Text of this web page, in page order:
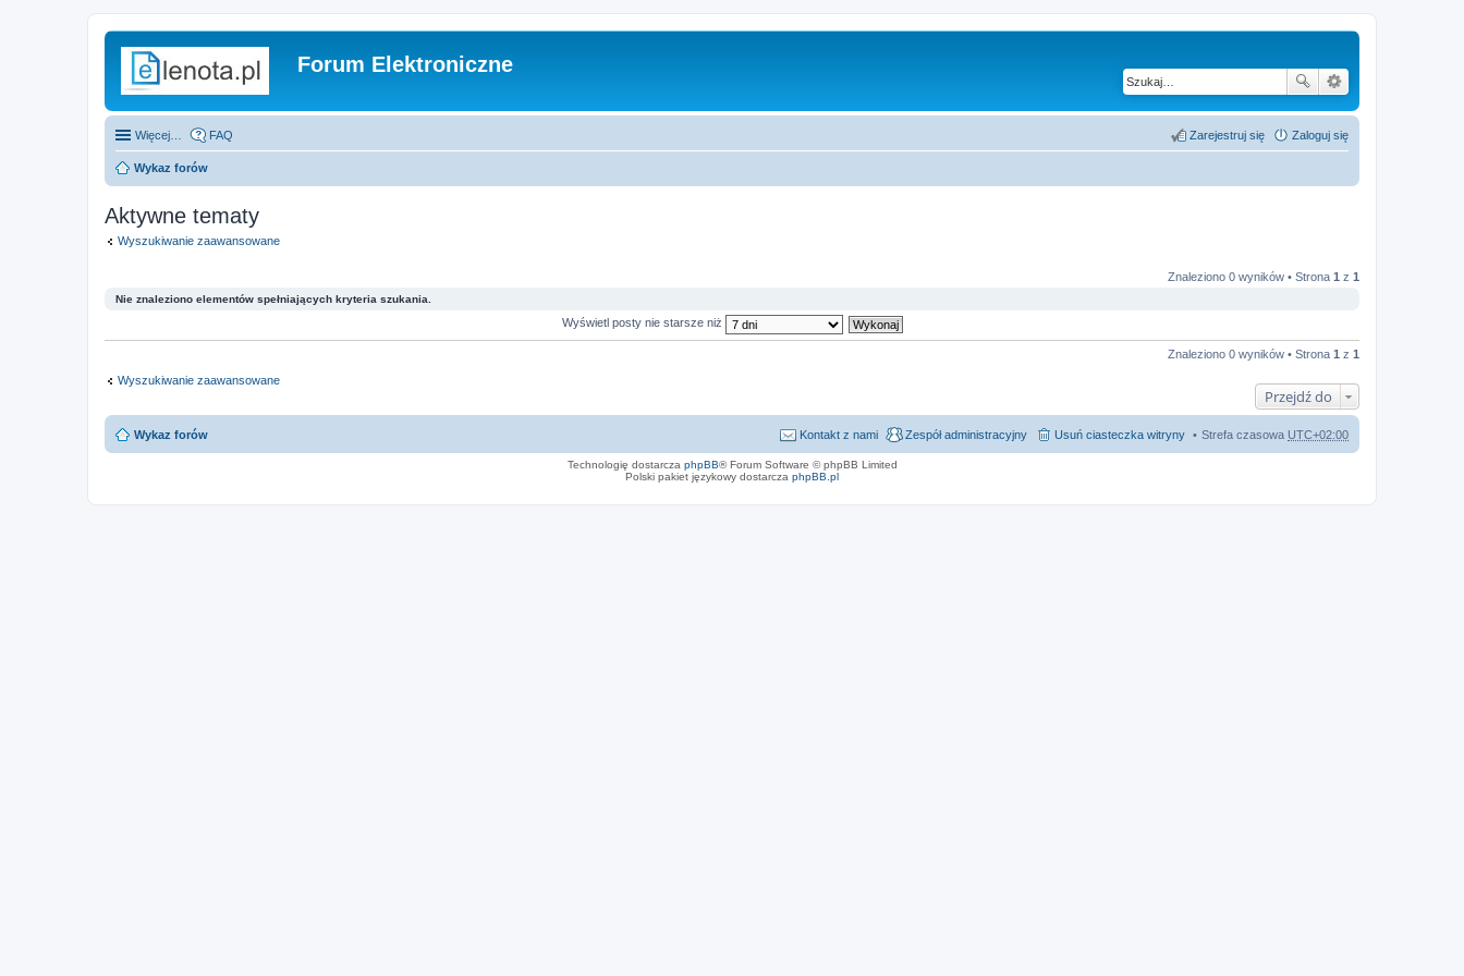
Forum Elektroniczne
Więcej… FAQ Zaloguj się
Zarejestruj się
Wykaz forów
Aktywne tematy
Wyszukiwanie zaawansowane
Znaleziono 0 wyników • Strona 1 z 1
Nie znaleziono elementów spełniających kryteria szukania.
Wyświetl posty nie starsze niż
Znaleziono 0 wyników • Strona 1 z 1
Wyszukiwanie zaawansowane
Przejdź do
Wykaz forów Strefa czasowa UTC+02:00
Usuń ciasteczka witryny
Zespół administracyjny
Kontakt z nami
Technologię dostarcza phpBB® Forum Software © phpBB Limited
Polski pakiet językowy dostarcza phpBB.pl